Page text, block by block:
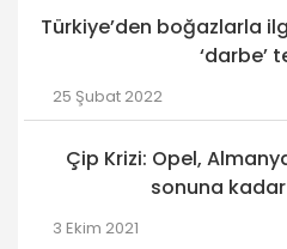
Türkiye’den boğazlarla
‘darbe’
25 Şubat 2022
Çip Krizi: Opel,
sonuna
3 Ekim 2021